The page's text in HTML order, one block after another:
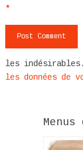
*
les
les données de